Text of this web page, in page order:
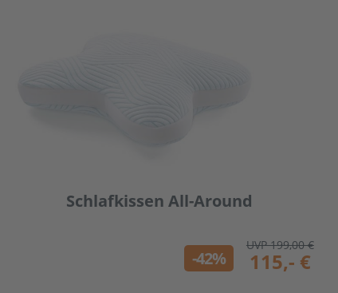
Schlafkissen All-Around
-42% 115,- €
UVP 199,00 €